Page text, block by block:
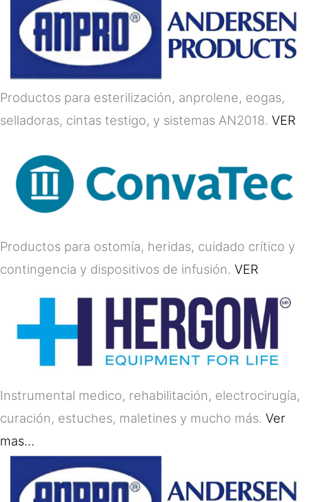
Productos para esterilización, anprolene, eogas,
selladoras, cintas testigo, y sistemas AN2018. VER
Productos para ostomía, heridas, cuidado crítico y
contingencia y dispositivos de infusión. VER
Instrumental medico, rehabilitación, electrocirugía,
curación, estuches, maletines y mucho más. Ver
mas…